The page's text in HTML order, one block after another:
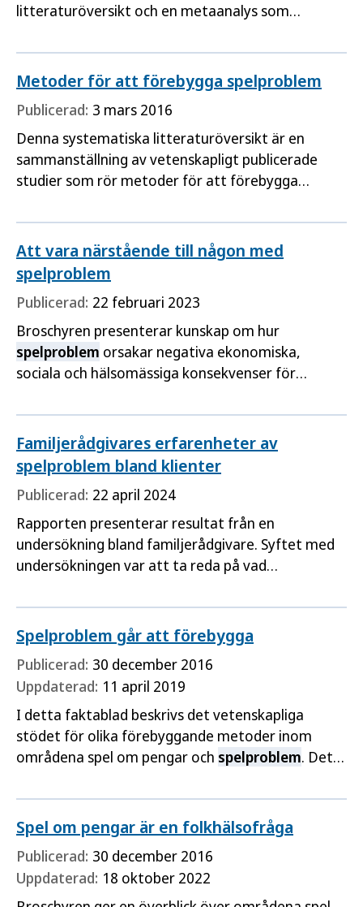
litteraturöversikt och en metaanalys som
om förekomsten av suicidalitet (det vill säga
suicidtankar, suicidförsök eller suicid) bland
personer medspelproblem.
Metoder för att förebygga spelproblem
Publicerad: 3 mars 2016
Denna systematiska litteraturöversikt är en
sammanställning av vetenskapligt publicerade
studier som rör metoder för att förebygga
där detta var möjligt.
Att vara närstående till någon med
spelproblem
Publicerad: 22 februari 2023
Broschyren presenterar kunskap om hur
spelproblem orsakar negativa ekonomiska,
sociala och hälsomässiga konsekvenser för
är att skapa medvetenhet om de närståendes
situation och behov av stöd.
Familjerådgivares erfarenheter av
spelproblem bland klienter
Publicerad: 22 april 2024
Rapporten presenterar resultat från en
undersökning bland familjerådgivare. Syftet med
undersökningen var att ta reda på vad
spelproblembland sina klienter och att undersöka
förutsättningar för att arbeta spelförebyggande
inom familjerådgivningen.
Spelproblem går att förebygga
Publicerad: 30 december 2016
Uppdaterad: 11 april 2019
I detta faktablad beskrivs det vetenskapliga
stödet för olika förebyggande metoder inom
områdena spel om pengar och spelproblem. Det
skolan, tillgänglighetsbegränsning och
utformningen av spel. Denna kunskap kan
användas för att planera, utveckla och utforma…
Spel om pengar är en folkhälsofråga
Publicerad: 30 december 2016
Uppdaterad: 18 oktober 2022